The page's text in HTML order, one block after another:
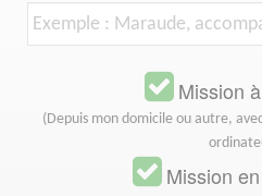
Mission
(Depuis mon domicile ou autre,
Mission